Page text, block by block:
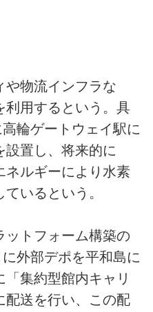
や物流インフラな
利用するという。具
輪ゲートウェイ駅に
設置し、将来的に
ネルギーにより水素
いるという。
ットフォーム構築の
外部デポを平和島に
集約型館内キャリ
配送を行い、この配